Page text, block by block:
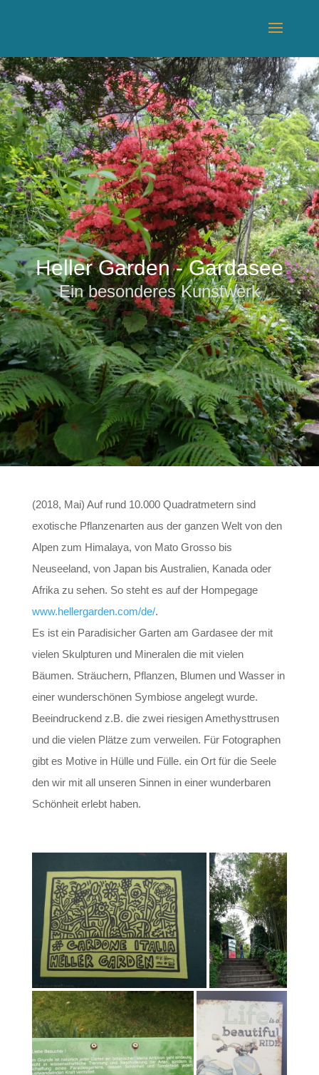
Heller Garden - Gardasee
Ein besonderes Kunstwerk
(2018, Mai) Auf rund 10.000 Quadratmetern sind
exotische Pflanzenarten aus der ganzen Welt von den
Alpen zum Himalaya, von Mato Grosso bis
Neuseeland, von Japan bis Australien, Kanada oder
Afrika zu sehen. So steht es auf der Hompegage
www.hellergarden.com/de/.
Es ist ein Paradisicher Garten am Gardasee der mit
vielen Skulpturen und Mineralen die mit vielen
Bäumen. Sträuchern, Pflanzen, Blumen und Wasser in
einer wunderschönen Symbiose angelegt wurde.
Beeindruckend z.B. die zwei riesigen Amethysttrusen
und die vielen Plätze zum verweilen. Für Fotographen
gibt es Motive in Hülle und Fülle. ein Ort für die Seele
den wir mit all unseren Sinnen in einer wunderbaren
Schönheit erlebt haben.